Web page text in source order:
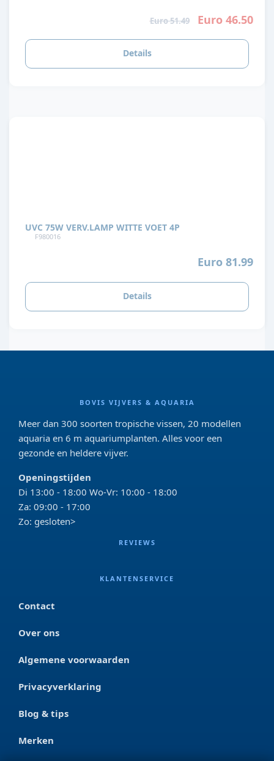
Euro 51.49 Euro 46.50
Details
UVC 75W VERV.LAMP WITTE VOET 4P
F980016
Euro 81.99
Details
BOVIS VIJVERS & AQUARIA
Meer dan 300 soorten tropische vissen, 20 modellen
aquaria en 6 m aquariumplanten. Alles voor een
gezonde en heldere vijver.
Openingstijden
Di 13:00 - 18:00 Wo-Vr: 10:00 - 18:00
Za: 09:00 - 17:00
Zo: gesloten>
REVIEWS
KLANTENSERVICE
Contact
Over ons
Algemene voorwaarden
Privacyverklaring
Blog & tips
Merken